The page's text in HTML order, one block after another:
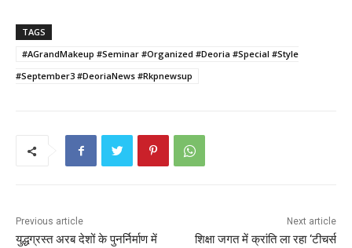
c
e
b
er l ts
A
p
e
st
e
TAGS
#AGrandMakeup #Seminar #Organized #Deoria #Special #Style
#September3 #DeoriaNews #Rkpnewsup
Previous article
युद्धग्रस्त अरब देशों के पुनर्निर्माण में
Next article
शिक्षा जगत में क्रांति ला रहा ‘टीचर्स